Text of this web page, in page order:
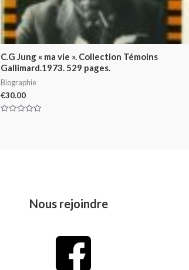
C.G Jung « ma vie ». Collection Témoins
Gallimard.1973. 529 pages.
Biographie
€30.00
Nous rejoindre